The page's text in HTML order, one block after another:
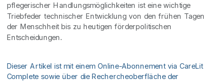
pflegerischer Handlungsmöglichkeiten ist eine wichtige
Triebfeder technischer Entwicklung von den frühen Tagen
der Menschheit bis zu heutigen förderpolitischen
Entscheidungen.
Dieser Artikel ist mit einem Online-Abonnement via CareLit
Complete sowie über die Rechercheoberfläche der